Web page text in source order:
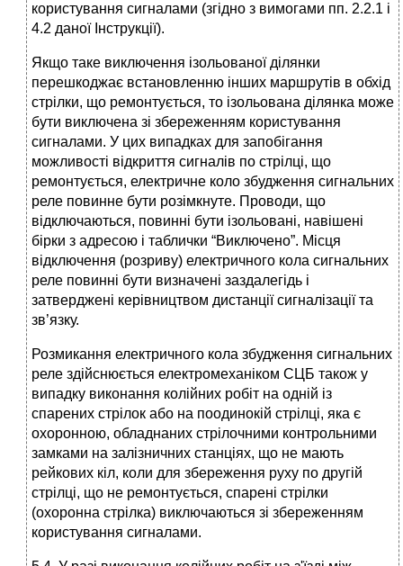
користування сигналами (згідно з вимогами пп. 2.2.1 і
4.2 даної Інструкції).
Якщо таке виключення ізольованої ділянки
перешкоджає встановленню інших маршрутів в обхід
стрілки, що ремонтується, то ізольована ділянка може
бути виключена зі збереженням користування
сигналами. У цих випадках для запобігання
можливості відкриття сигналів по стрілці, що
ремонтується, електричне коло збудження сигнальних
реле повинне бути розімкнуте. Проводи, що
відключаються, повинні бути ізольовані, навішені
бірки з адресою і таблички “Виключено”. Місця
відключення (розриву) електричного кола сигнальних
реле повинні бути визначені заздалегідь і
затверджені керівництвом дистанції сигналізації та
зв’язку.
Розмикання електричного кола збудження сигнальних
реле здійснюється електромеханіком СЦБ також у
випадку виконання колійних робіт на одній із
спарених стрілок або на поодинокій стрілці, яка є
охоронною, обладнаних стрілочними контрольними
замками на залізничних станціях, що не мають
рейкових кіл, коли для збереження руху по другій
стрілці, що не ремонтується, спарені стрілки
(охоронна стрілка) виключаються зі збереженням
користування сигналами.